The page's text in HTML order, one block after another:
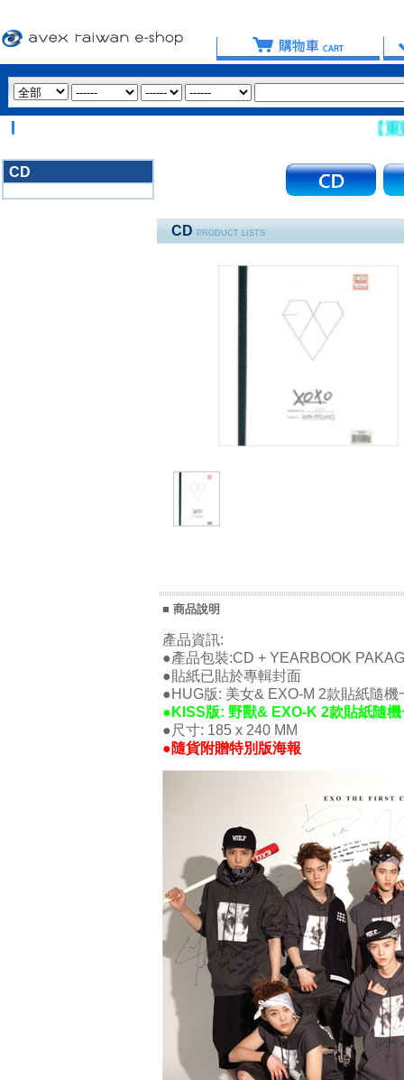
【重要
CD
CD PRODUCT LISTS
■ 商品說明
產品資訊:
●產品包裝:CD + YEARBOOK
●貼紙已貼於專輯封面
●HUG版: 美女& EXO-M 2款貼紙隨機
●KISS版: 野獸& EXO-K 2款貼紙隨機
●尺寸: 185 x 240 MM
●隨貨附贈特別版海報